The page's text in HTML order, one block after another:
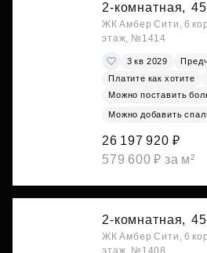
2-комнатная,
ЖК Амбер Сити, 6
этаж, №1414
3 кв 2029
Платите как хотите
Можно поставить
Можно добавить
26 197 920 ₽
579 600 ₽ за м²
2-комнатная,
ЖК Амбер Сити, 6
этаж, №1408